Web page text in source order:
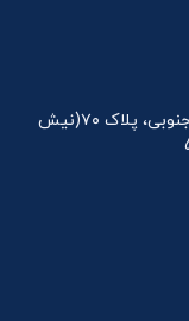
تهران، بلوار اندرزگو، نبش خیابان عبداللهی جنوبی، پلاک ۷۰(نیش